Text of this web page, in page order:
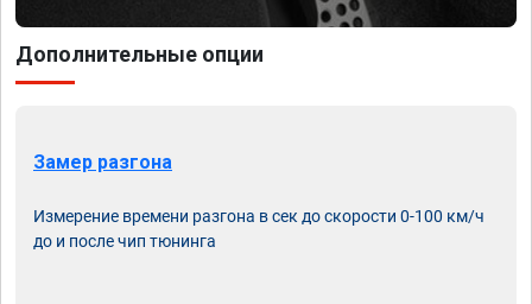
Дополнительные опции
Замер разгона
Измерение времени разгона в сек до скорости 0-100 км/ч
до и после чип тюнинга